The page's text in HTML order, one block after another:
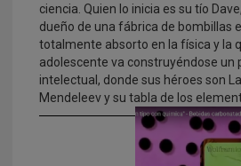
ciencia. Quien lo inicia es su tío
dueño de una fábrica de bombillas
totalmente absorto en la física y la
adolescente va construyéndose un
intelectual, donde sus héroes son
Mendeleev y su tabla de los